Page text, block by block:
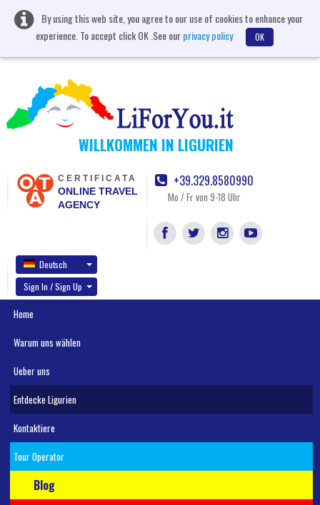
By using this web site, you agree to our use of cookies to enhance your
experience. To accept click OK .See ourprivacy policy OK
WILLKOMMEN IN LIGURIEN
CERTIFICATA
ONLINE TRAVEL
AGENCY
+39.329.8580990
Mo / Fr von 9-18 Uhr
Deutsch
Sign In / Sign Up
Home
Warum uns wählen
Ueber uns
Entdecke Ligurien
Kontaktiere
Tour Operator
Blog